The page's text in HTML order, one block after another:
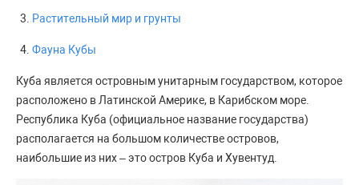
Растительный мир и грунты
Фауна Кубы
Куба является островным унитарным государством, которое
расположено в Латинской Америке, в Карибском море.
Республика Куба (официальное название государства)
располагается на большом количестве островов,
наибольшие из них – это остров Куба и Хувентуд.